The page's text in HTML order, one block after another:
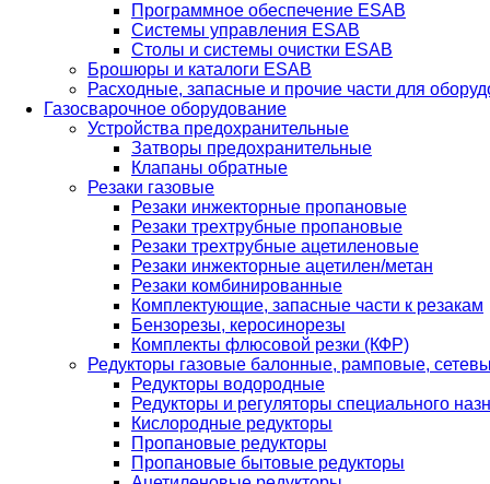
Программное обеспечение ESAB
Системы управления ESAB
Столы и системы очистки ESAB
Брошюры и каталоги ESAB
Расходные, запасные и прочие части для
Газосварочное оборудование
Устройства предохранительные
Затворы предохранительные
Клапаны обратные
Резаки газовые
Резаки инжекторные пропановые
Резаки трехтрубные пропановые
Резаки трехтрубные ацетиленовые
Резаки инжекторные ацетилен/метан
Резаки комбинированные
Комплектующие, запасные части к резакам
Бензорезы, керосинорезы
Комплекты флюсовой резки (КФР)
Редукторы газовые балонные, рамповые,
Редукторы водородные
Редукторы и регуляторы специального
Кислородные редукторы
Пропановые редукторы
Пропановые бытовые редукторы